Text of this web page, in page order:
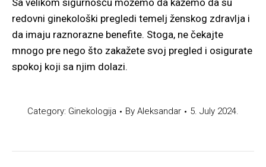
Sa velikom sigurnošću možemo da kažemo da su
redovni ginekološki pregledi temelj ženskog zdravlja i
da imaju raznorazne benefite. Stoga, ne čekajte
mnogo pre nego što zakažete svoj pregled i osigurate
spokoj koji sa njim dolazi.
Category: Ginekologija By Aleksandar 5. July 2024.